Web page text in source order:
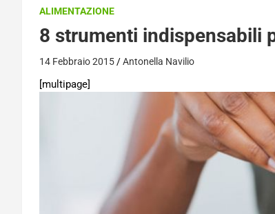
ALIMENTAZIONE
8 strumenti indispensabili
14 Febbraio 2015 Antonella Navilio
[multipage]